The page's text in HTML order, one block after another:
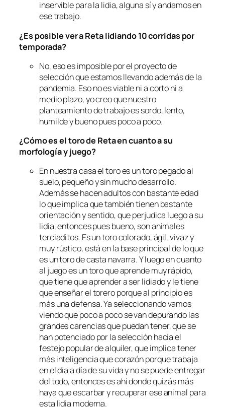
inservible para la lidia, alguna sí y andamos en
ese trabajo.
¿Es posible ver a Reta lidiando 10 corridas por
temporada?
No, eso es imposible por el proyecto de
selección que estamos llevando además de la
pandemia. Eso no es viable ni a corto ni a
medio plazo, yo creo que nuestro
planteamiento de trabajo es sordo, lento,
humilde y bueno pues poco a poco.
¿Cómo es el toro de Reta en cuanto a su
morfología y juego?
En nuestra casa el toro es un toro pegado al
suelo, pequeño y sin mucho desarrollo.
Además se hacen adultos con bastante edad
lo que implica que también tienen bastante
orientación y sentido, que perjudica luego a su
lidia, entonces pues bueno, son animales
terciaditos. Es un toro colorado, ágil, vivaz y
muy rústico, está en la base principal de lo que
es un toro de casta navarra. Y luego en cuanto
al juego es un toro que aprende muy rápido,
que tiene que aprender a ser lidiado y le tiene
que enseñar el torero porque al principio es
más una defensa. Ya seleccionando vamos
viendo que poco a poco se van depurando las
grandes carencias que puedan tener, que se
han potenciado por la selección hacia el
festejo popular de alquiler, que implica tener
más inteligencia que corazón porque trabaja
en el día a día de su vida y no se puede entregar
del todo, entonces es ahí donde quizás más
haya que escarbar y recuperar ese animal para
esta lidia moderna.